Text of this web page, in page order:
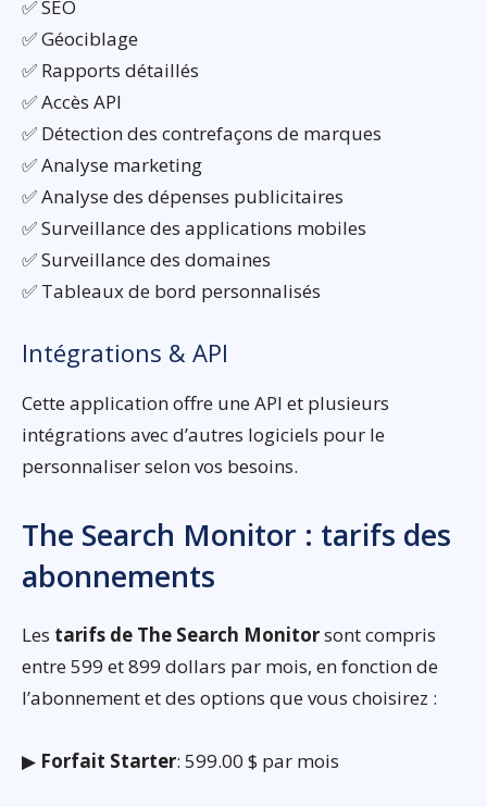
✅ SEO
✅ Géociblage
✅ Rapports détaillés
✅ Accès API
✅ Détection des contrefaçons de marques
✅ Analyse marketing
✅ Analyse des dépenses publicitaires
✅ Surveillance des applications mobiles
✅ Surveillance des domaines
✅ Tableaux de bord personnalisés
Intégrations & API
Cette application offre une API et plusieurs
intégrations avec d’autres logiciels pour le
personnaliser selon vos besoins.
The Search Monitor : tarifs des
abonnements
Les tarifs de The Search Monitorsont compris
entre 599 et 899 dollars par mois, en fonction de
l’abonnement et des options que vous choisirez :
▶ Forfait Starter: 599.00 $ par mois